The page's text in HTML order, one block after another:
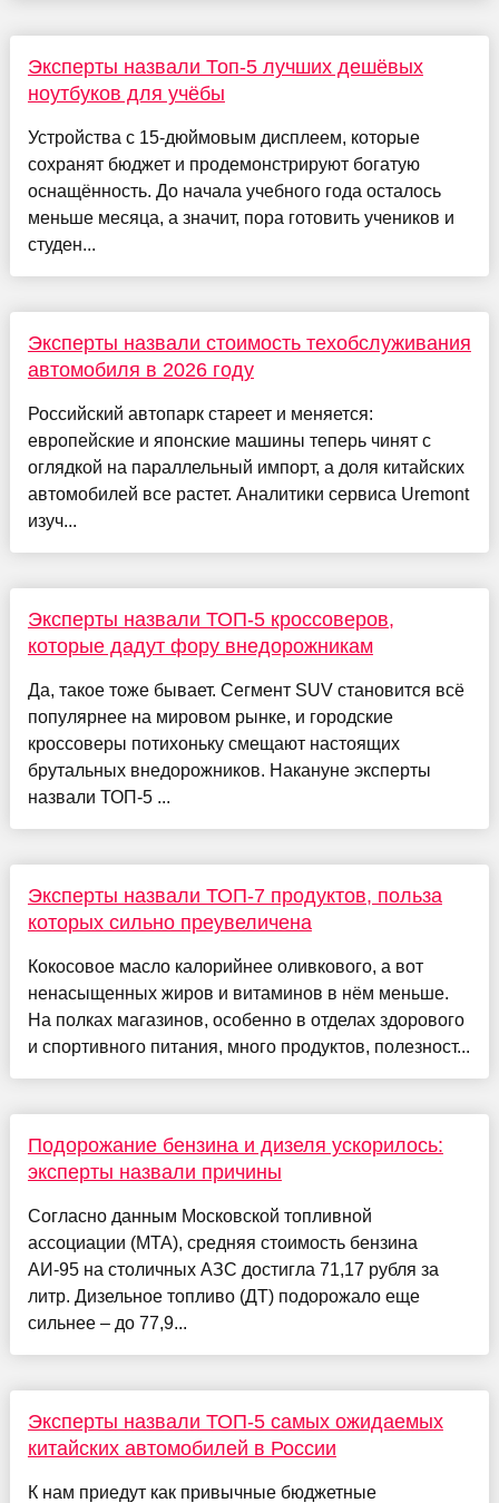
Эксперты назвали Топ-5 лучших дешёвых
ноутбуков для учёбы
Устройства с 15-дюймовым дисплеем, которые
сохранят бюджет и продемонстрируют богатую
оснащённость. До начала учебного года осталось
меньше месяца, а значит, пора готовить учеников и
студен...
Эксперты назвали стоимость техобслуживания
автомобиля в 2026 году
Российский автопарк стареет и меняется:
европейские и японские машины теперь чинят с
оглядкой на параллельный импорт, а доля китайских
автомобилей все растет. Аналитики сервиса Uremont
изуч...
Эксперты назвали ТОП-5 кроссоверов,
которые дадут фору внедорожникам
Да, такое тоже бывает. Сегмент SUV становится всё
популярнее на мировом рынке, и городские
кроссоверы потихоньку смещают настоящих
брутальных внедорожников. Накануне эксперты
назвали ТОП-5 ...
Эксперты назвали ТОП-7 продуктов, польза
которых сильно преувеличена
Кокосовое масло калорийнее оливкового, а вот
ненасыщенных жиров и витаминов в нём меньше.
На полках магазинов, особенно в отделах здорового
и спортивного питания, много продуктов, полезност...
Подорожание бензина и дизеля ускорилось:
эксперты назвали причины
Согласно данным Московской топливной
ассоциации (МТА), средняя стоимость бензина
АИ-95 на столичных АЗС достигла 71,17 рубля за
литр. Дизельное топливо (ДТ) подорожало еще
сильнее – до 77,9...
Эксперты назвали ТОП-5 самых ожидаемых
китайских автомобилей в России
К нам приедут как привычные бюджетные